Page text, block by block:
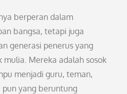
berperan dalam
bangsa, tetapi juga
generasi penerus yang
Mereka adalah sosok
menjadi guru, teman,
yang beruntung